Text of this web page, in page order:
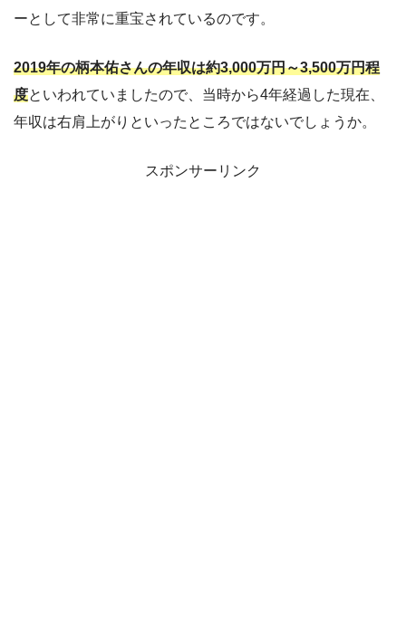
ーとして非常に重宝されているのです。
2019年の柄本佑さんの年収は約3,000万円～3,500万円程
度といわれていましたので、当時から4年経過した現在、
年収は右肩上がりといったところではないでしょうか。
スポンサーリンク